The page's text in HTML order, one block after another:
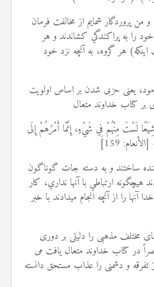
پروردگار شمايم از مخالفت فرمان
خود را به پراكندگي كشاندند و هر
هر گروه، به آنچه نزد خود
یعنی حزبی شدن بر اساس اولویت
بر کتاب خداوند متعال
‌شِيَعًا لَسْتَ مِنْهُمْ فِي شَيْءٍ، إِنَّمَا أَمْرُهُمْ إِلَى
159]
ساختند و به دسته جات گوناگون
ارتباطي با آنها نداري، كار
را از آنچه انجام مي‏دادند با خبر
مختلف مذهبی را دلیلی بر دوری
در کتاب خداوند متعال یافت می
و دشمنی را عذاب مستحق دانسته